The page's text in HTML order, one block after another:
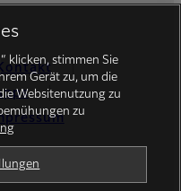
klicken, stimmen Sie
Gerät zu, um die
Websitenutzung zu
zu